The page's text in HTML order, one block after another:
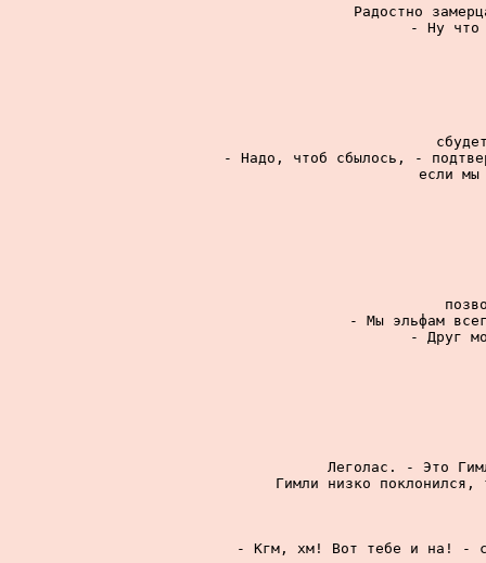
Радостно
- Ну что
- Надо, чтоб сбылось, -
если мы
- Мы эльфам
- Друг
Леголас. - Это
Гимли низко
- Кгм, хм! Вот тебе и на! -